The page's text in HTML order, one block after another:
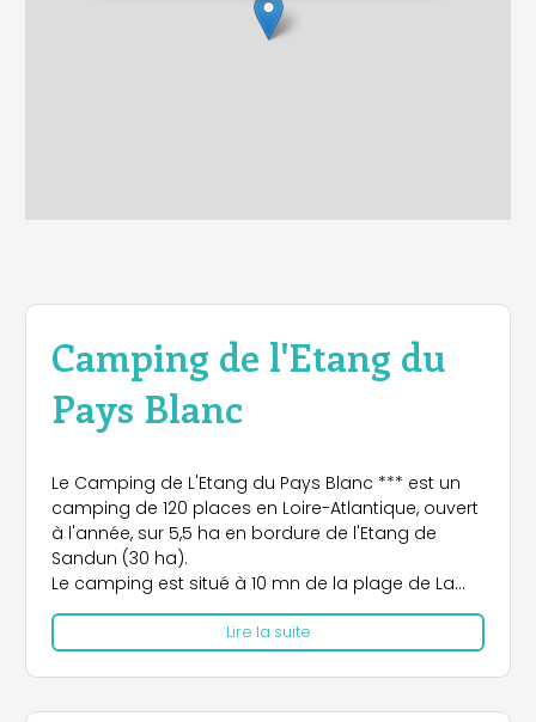
Camping de l'Etang du
Pays Blanc
Le Camping de L'Etang du Pays Blanc *** est un
camping de 120 places en Loire-Atlantique, ouvert
à l'année, sur 5,5 ha en bordure de l'Etang de
Sandun (30 ha).
Le camping est situé à 10 mn de la plage de La
Baule, près de la cité médiévale de Guérande
avec ses marais salants, au coeur du parc
régional de Brière à moins d'une heure de Nantes.
Etang privatif au camping, mini ferme.
Location de tipis, roulottes,mobil-homes, chalets,
Lire la suite